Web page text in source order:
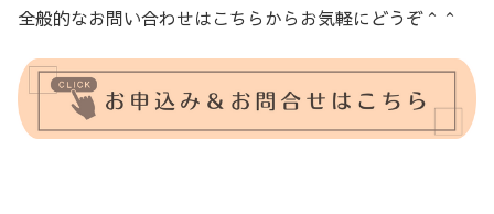
全般的なお問い合わせはこちらからお気軽にどうぞ＾＾